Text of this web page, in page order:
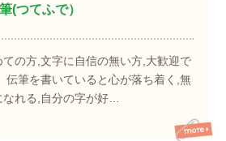
(つてふで）
ての方,文字に自信の無い方,大歓迎で
伝筆を書いていると心が落ち着く,無
なれる,自分の字が好…